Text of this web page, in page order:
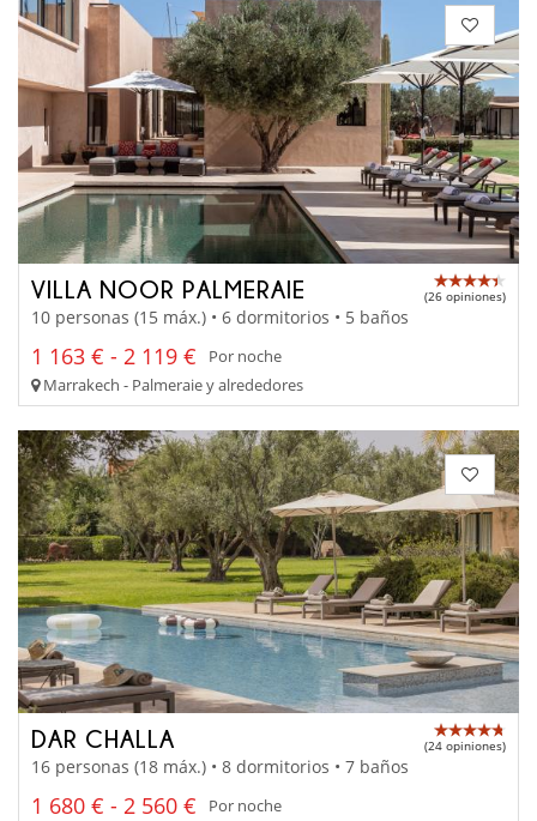
VILLA NOOR PALMERAIE (26 opiniones)
10 personas (15 máx.) • 6 dormitorios • 5 baños
1 163 € - 2 119 €
Por noche
Marrakech - Palmeraie y alrededores
DAR CHALLA (24 opiniones)
16 personas (18 máx.) • 8 dormitorios • 7 baños
1 680 € - 2 560 €
Por noche